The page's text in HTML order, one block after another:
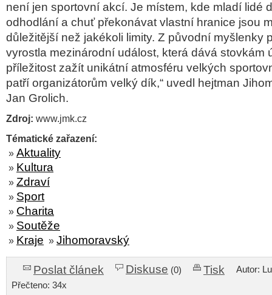
není jen sportovní akcí. Je místem, kde mladí lidé
odhodlání a chuť překonávat vlastní hranice jsou
důležitější než jakékoli limity. Z původní myšlenky
vyrostla mezinárodní událost, která dává stovkám
příležitost zažít unikátní atmosféru velkých
patří organizátorům velký dík,“ uvedl
hejtman
Jan Grolich.
Zdroj: www.jmk.cz
Tématické zařazení:
» Aktuality
» Kultura
» Zdraví
» Sport
» Charita
» Soutěže
» Kraje » Jihomoravský
Poslat článek Diskuse (0) Tisk
Autor:
Přečteno: 34x